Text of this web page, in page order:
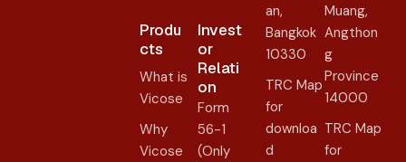
Produ
cts
What is
Vicose
Why
Vicose
Invest
or
Relati
on​
Form
56-1
(Only
an,
Bangkok
10330
TRC Map
for
downloa
d
Muang,
Angthon
g
Province
14000
TRC Map
for